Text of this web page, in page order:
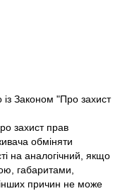
із Законом "Про захист
захист прав
обміняти
на аналогічний, якщо
габаритами,
причин не може